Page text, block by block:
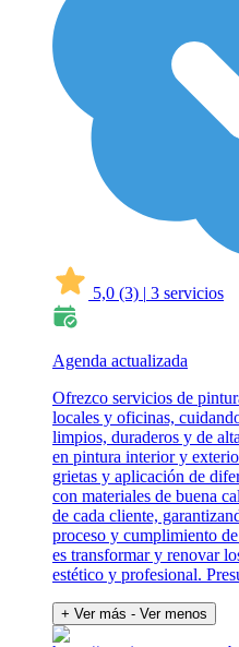
5,0 (3) | 3 servicios
Agenda actualizada
Ofrezco servicios de
locales y oficinas,
limpios, duraderos y de
en pintura interior y
grietas y aplicación de
con materiales de buena
de cada cliente,
proceso y cumplimiento
es transformar y renovar
estético y profesional.
+ Ver más - Ver menos